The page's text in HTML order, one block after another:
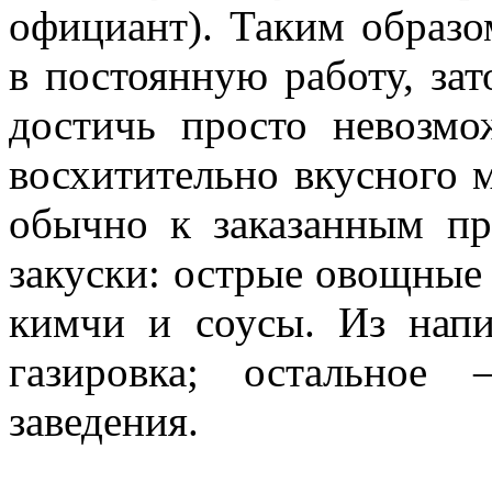
официант). Таким
в постоянную работу,
достичь просто
восхитительно вкусного
обычно к заказанным
закуски: острые овощные
кимчи и соусы. Из
газировка;
заведения.